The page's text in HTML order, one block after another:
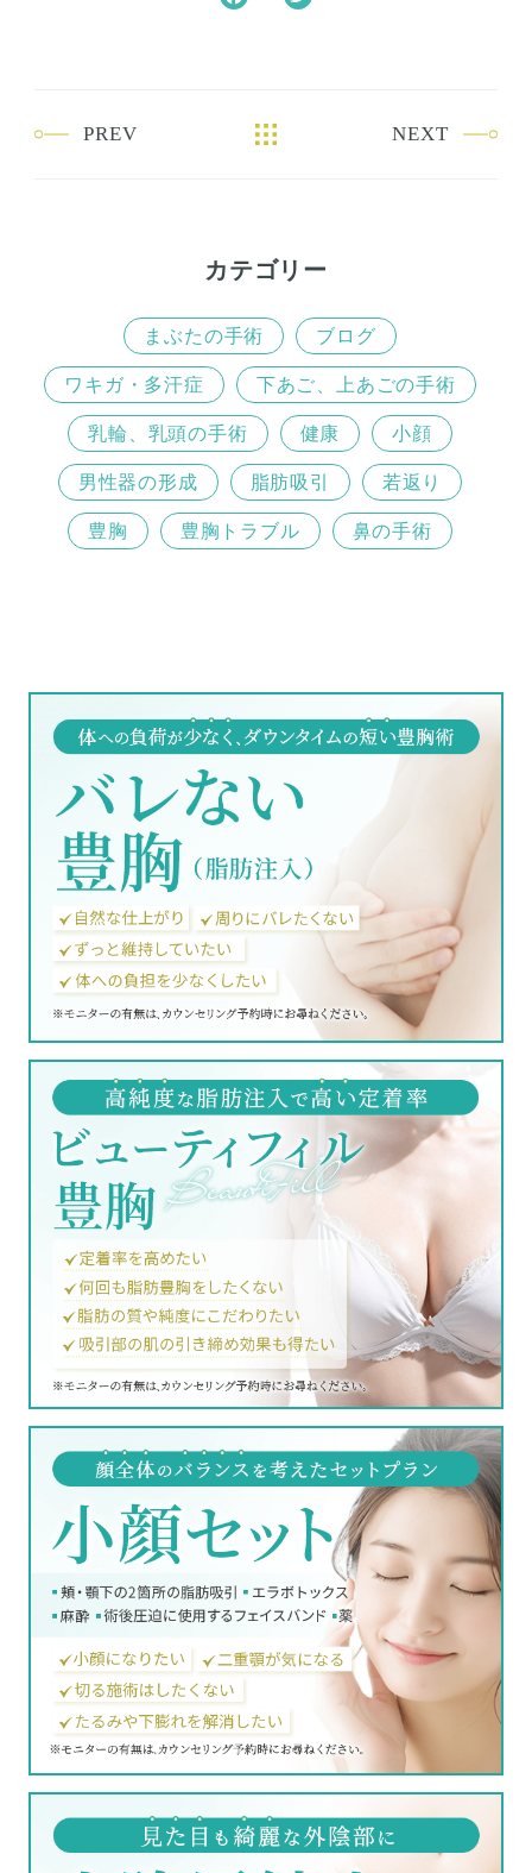
o
PREV NEXT
カテゴリー
まぶたの手術 ブログ
ワキガ・多汗症 下あご、上あごの手術
乳輪、乳頭の手術 健康 小顔
男性器の形成 脂肪吸引 若返り
豊胸 豊胸トラブル 鼻の手術